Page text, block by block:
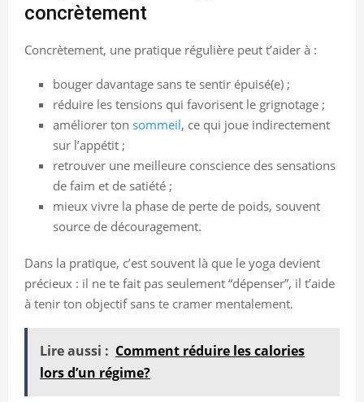
concrètement
Concrètement, une pratique régulière peut t’aider à :
bouger davantage sans te sentir épuisé(e) ;
réduire les tensions qui favorisent le grignotage ;
améliorer ton sommeil, ce qui joue indirectement
sur l’appétit ;
retrouver une meilleure conscience des sensations
de faim et de satiété ;
mieux vivre la phase de perte de poids, souvent
source de découragement.
Dans la pratique, c’est souvent là que le yoga devient
précieux : il ne te fait pas seulement “dépenser”, il t’aide
à tenir ton objectif sans te cramer mentalement.
Lire aussi : Comment réduire les calories
lors d’un régime?